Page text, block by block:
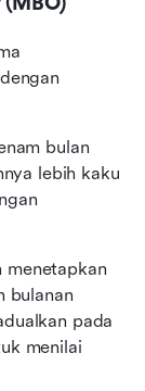
bulan
lebih kaku
menetapkan
bulanan
pada
menilai